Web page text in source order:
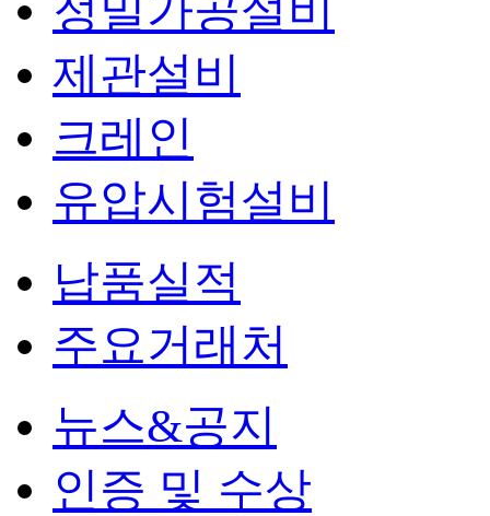
제관설비
크레인
유압시험설비
납품실적
주요거래처
뉴스&공지
인증 및 수상